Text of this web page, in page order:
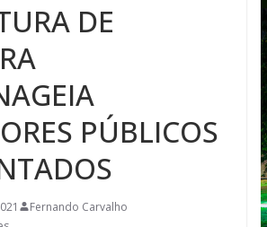
DE
PÚBLICOS
Fernando Carvalho